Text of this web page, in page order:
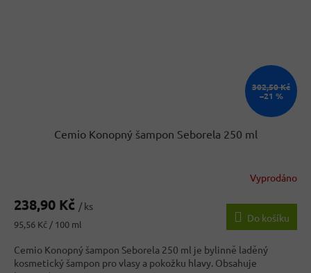
302,50 Kč
–21 %
Cemio Konopný šampon Seborela 250 ml
Vyprodáno
238,90 Kč / ks
Měrná
95,56 Kč / 100 ml
Do košíku
Cemio Konopný šampon Seborela 250 ml je bylinně laděný
kosmetický šampon pro vlasy a pokožku hlavy. Obsahuje